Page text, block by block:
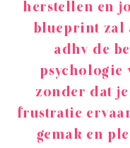
herstellen en
blueprint zal
adhv de
psychologie
zonder dat je
frustratie
gemak en